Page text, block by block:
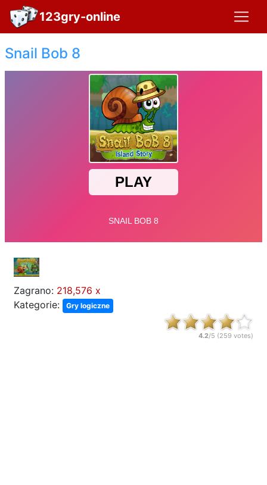
123gry-online
Snail Bob 8
Zagrano: 218,576 x
Kategorie:
Gry logiczne
4.2/5 (259 votes)